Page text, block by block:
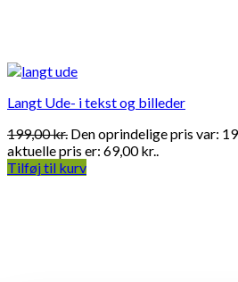
Langt Ude- i tekst og billeder
199,00kr. Den oprindelige pris var:
aktuelle pris er: 69,00 kr..
Tilføj til kurv